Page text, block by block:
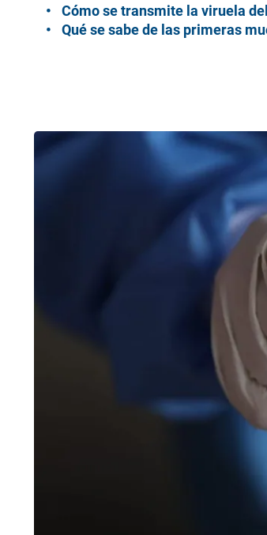
Cómo se transmite la viruela
Qué se sabe de las primeras